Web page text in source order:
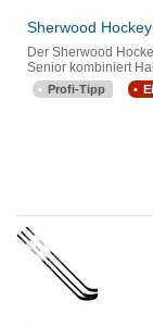
Sherwood
Der Sherwood
Senior kombiniert
Profi-Tipp